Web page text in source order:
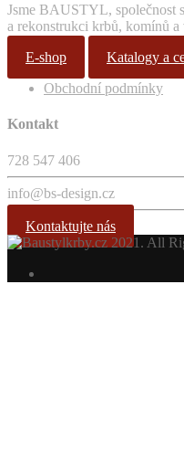
Jsme BAUSTYL, společnost
a rekonstrukci krbů, komínů
E-shop
Katalogy a
Obchodní podmínky
Kontakt
728 547 406
info@bs-design.cz
Kontaktujte nás
2021. All